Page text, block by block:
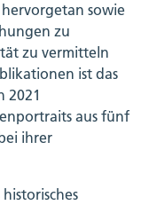
sowie
zu
zu vermitteln
ist das
2021
aus fünf
ihrer